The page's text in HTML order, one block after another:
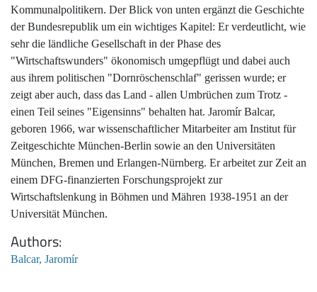
Kommunalpolitikern. Der Blick von unten ergänzt die Geschichte
der Bundesrepublik um ein wichtiges Kapitel: Er verdeutlicht, wie
sehr die ländliche Gesellschaft in der Phase des
"Wirtschaftswunders" ökonomisch umgepflügt und dabei auch
aus ihrem politischen "Dornröschenschlaf" gerissen wurde; er
zeigt aber auch, dass das Land - allen Umbrüchen zum Trotz -
einen Teil seines "Eigensinns" behalten hat. Jaromír Balcar,
geboren 1966, war wissenschaftlicher Mitarbeiter am Institut für
Zeitgeschichte München-Berlin sowie an den Universitäten
München, Bremen und Erlangen-Nürnberg. Er arbeitet zur Zeit an
einem DFG-finanzierten Forschungsprojekt zur
Wirtschaftslenkung in Böhmen und Mähren 1938-1951 an der
Universität München.
Authors
Balcar, Jaromír